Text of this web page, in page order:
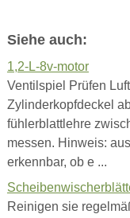
Siehe auch:
1,2-L-8v-motor
Ventilspiel Prüfen
Zylinderkopfdeckel
fühlerblattlehre
messen. Hinweis:
erkennbar, ob e ...
Reinigen sie